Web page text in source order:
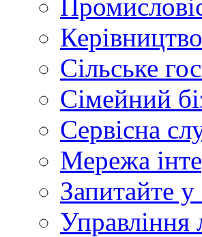
Керівництво
Сільське
Сімейний
Сервісна
Мережа
Запитайте у